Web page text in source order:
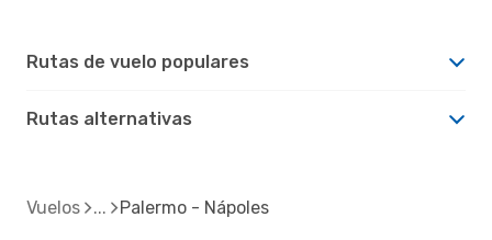
Rutas de vuelo populares
Rutas alternativas
Vuelos Palermo - Nápoles